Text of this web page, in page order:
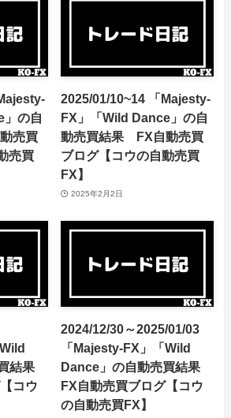
の自
売買
売買
2025/01/10~14 「Majesty-
FX」「Wild Dance」の自
動売買結果 FX自動売買
ブログ【コウの自動売買
FX】
2025年2月2日
結果
コウ
2024/12/30～2025/01/03
「Majesty-FX」「Wild
Dance」の自動売買結果
FX自動売買ブログ【コウ
の自動売買FX】